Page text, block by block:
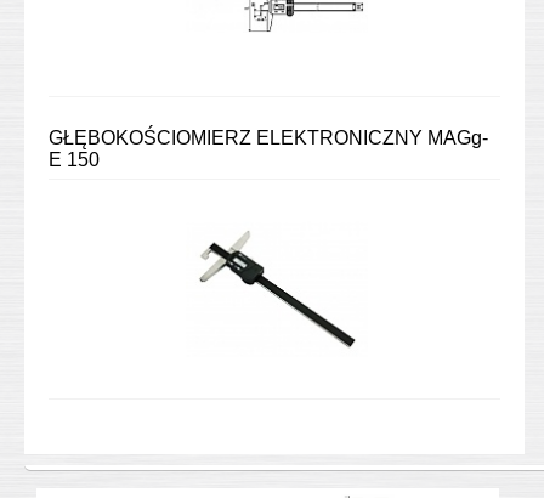
GŁĘBOKOŚCIOMIERZ ELEKTRONICZNY MAGg-
E 150